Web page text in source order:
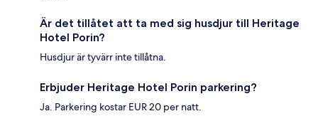
Är det tillåtet att ta med sig husdjur till Heritage
Hotel Porin?
Husdjur är tyvärr inte tillåtna.
Erbjuder Heritage Hotel Porin parkering?
Ja. Parkering kostar EUR 20 per natt.